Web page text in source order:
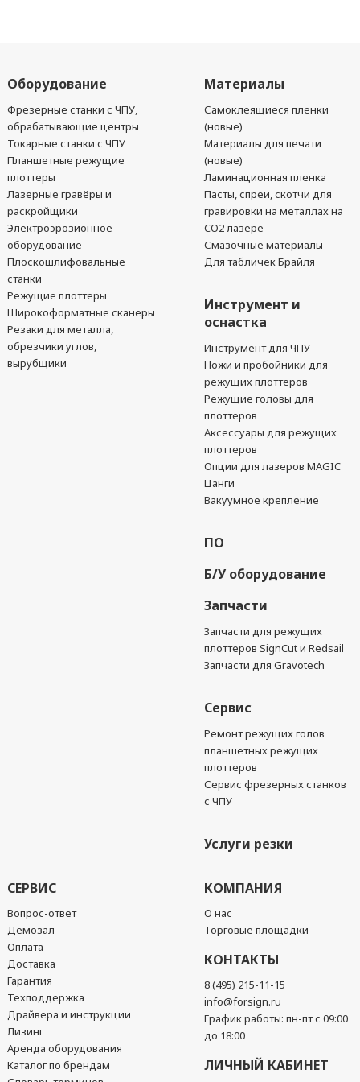
Оборудование
Фрезерные станки с ЧПУ,
обрабатывающие центры
Токарные станки с ЧПУ
Планшетные режущие
плоттеры
Лазерные гравёры и
раскройщики
Электроэрозионное
оборудование
Плоскошлифовальные
станки
Режущие плоттеры
Широкоформатные сканеры
Резаки для металла,
обрезчики углов,
вырубщики
Материалы
Самоклеящиеся пленки
(новые)
Материалы для печати
(новые)
Ламинационная пленка
Пасты, спреи, скотчи для
гравировки на металлах на
CO2 лазере
Смазочные материалы
Для табличек Брайля
Инструмент и
оснастка
Инструмент для ЧПУ
Ножи и пробойники для
режущих плоттеров
Режущие головы для
плоттеров
Аксессуары для режущих
плоттеров
Опции для лазеров MAGIC
Цанги
Вакуумное крепление
ПО
Б/У оборудование
Запчасти
Запчасти для режущих
плоттеров SignCut и Redsail
Запчасти для Gravotech
Сервис
Ремонт режущих голов
планшетных режущих
плоттеров
Сервис фрезерных станков
с ЧПУ
Услуги резки
СЕРВИС
Вопрос-ответ
Демозал
Оплата
Доставка
Гарантия
Техподдержка
Драйвера и инструкции
Лизинг
Аренда оборудования
Каталог по брендам
КОМПАНИЯ
О нас
Торговые площадки
КОНТАКТЫ
8 (495) 215-11-15
info@forsign.ru
График работы: пн-пт с 09:00
до 18:00
ЛИЧНЫЙ КАБИНЕТ